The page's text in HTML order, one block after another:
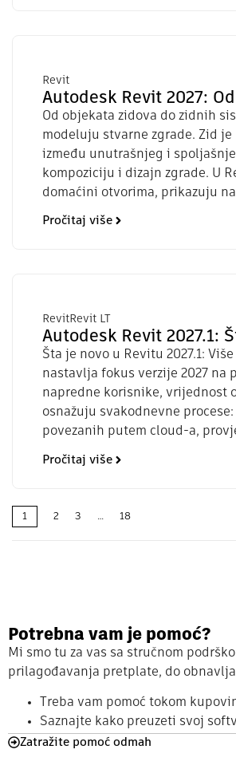
Revit
Autodesk Revit 2027:
Od objekata zidova do zidnih
modeluju stvarne zgrade. Zid
između unutrašnjeg i
kompoziciju i dizajn zgrade. U
domaćini otvorima, prikazuju
Pročitaj više
RevitRevit LT
Autodesk Revit 2027.1:
Šta je novo u Revitu 2027.1:
nastavlja fokus verzije 2027 na
napredne korisnike, vrijednost
osnažuju svakodnevne
povezanih putem cloud-a,
Pročitaj više
1 2 3 … 18
Potrebna vam je pomoć?
Mi smo tu za vas sa stručnom
prilagođavanja pretplate, do
Treba vam pomoć tokom
Saznajte kako preuzeti svoj
Zatražite pomoć odmah